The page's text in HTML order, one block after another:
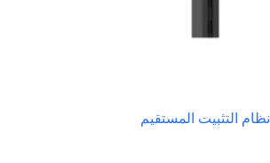
نظام التثبيت المستقيم